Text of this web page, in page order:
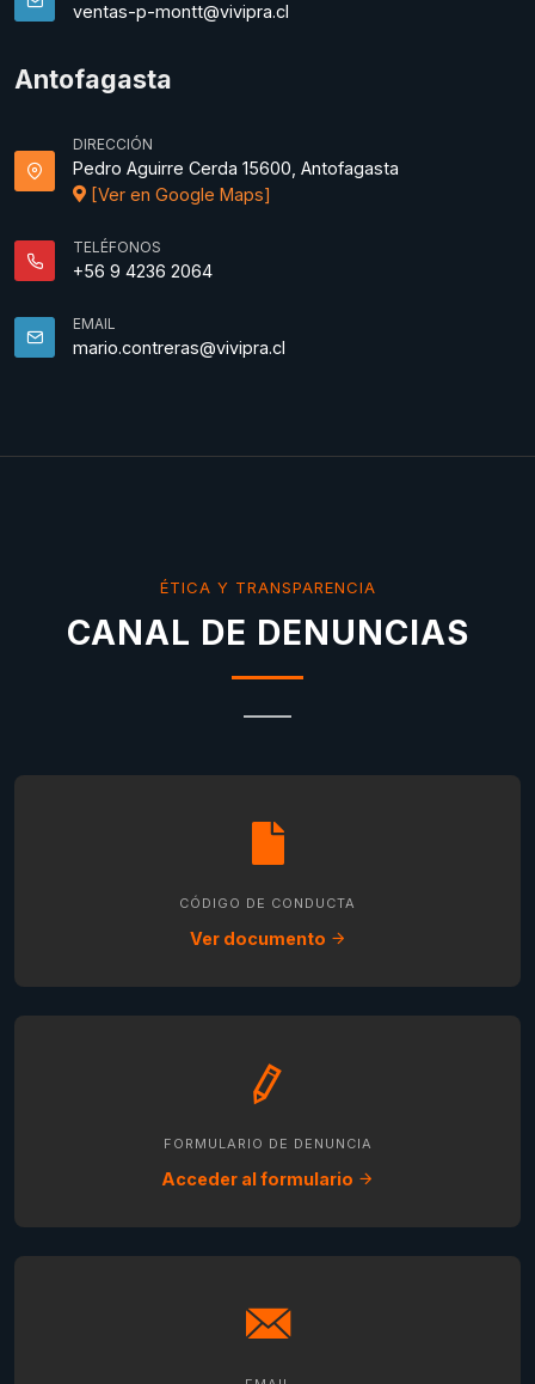
ventas-p-montt@vivipra.cl
Antofagasta
DIRECCIÓN
Pedro Aguirre Cerda 15600, Antofagasta
[Ver en Google Maps]
TELÉFONOS
+56 9 4236 2064
EMAIL
mario.contreras@vivipra.cl
ÉTICA Y TRANSPARENCIA
CANAL DE DENUNCIAS
CÓDIGO DE CONDUCTA
Ver documento
FORMULARIO DE DENUNCIA
Acceder al formulario